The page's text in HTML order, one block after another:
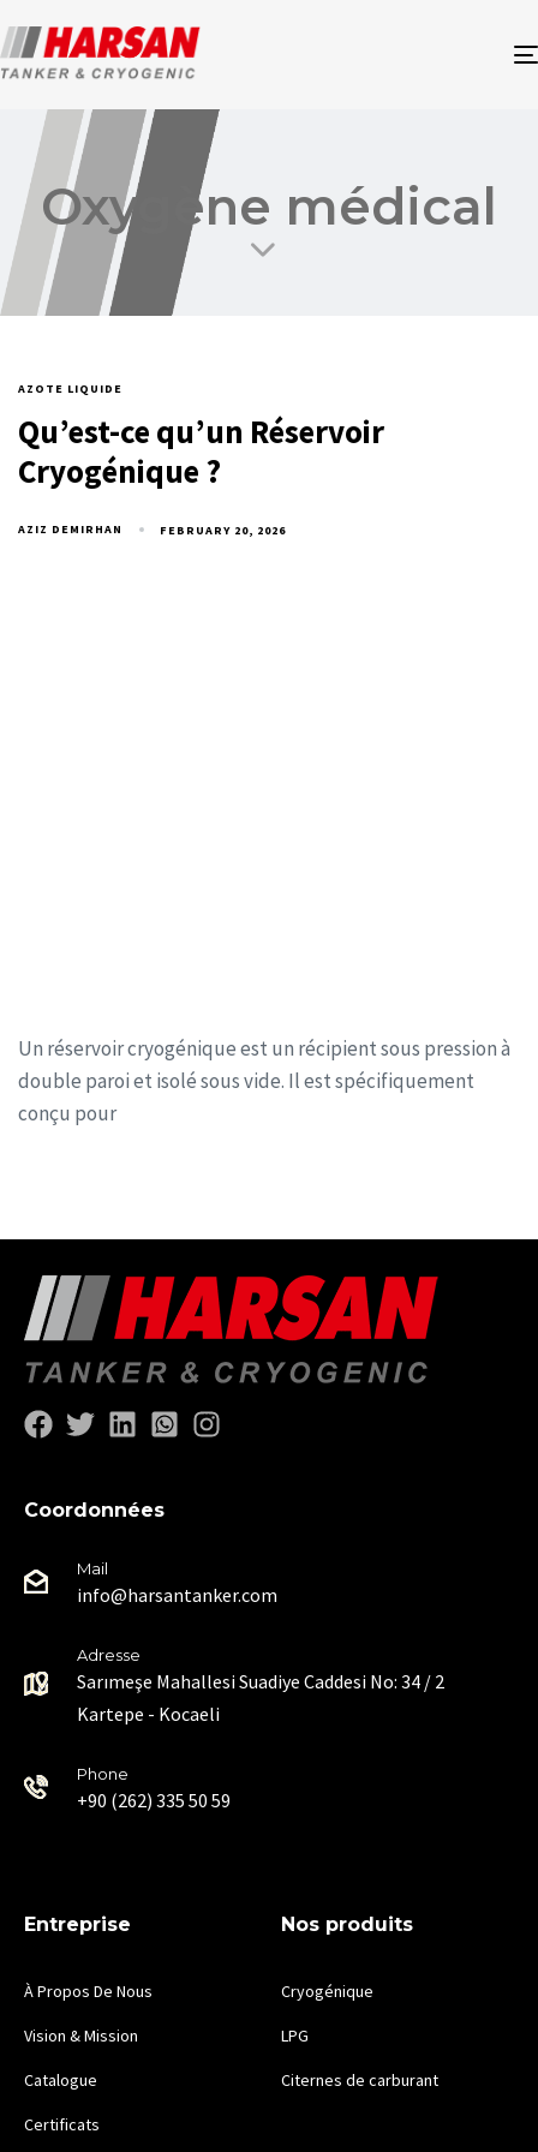
Oxygène médical
AZOTE LIQUIDE
Qu’est-ce qu’un Réservoir
Cryogénique ?
AZIZ DEMIRHAN FEBRUARY 20, 2026
Un réservoir cryogénique est un récipient sous pression à
double paroi et isolé sous vide. Il est spécifiquement
conçu pour
Coordonnées
Mail
info@harsantanker.com
Adresse
Sarımeşe Mahallesi Suadiye Caddesi No: 34 / 2
Kartepe - Kocaeli
Phone
+90 (262) 335 50 59
Entreprise
À Propos De Nous
Vision & Mission
Catalogue
Certificats
Nos produits
Cryogénique
LPG
Citernes de carburant